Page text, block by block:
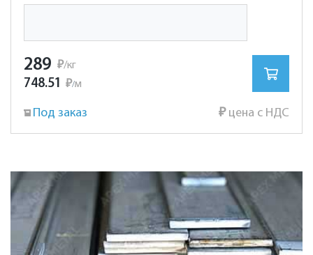
289 ₽/кг
748.51 ₽/м
Под заказ ₽цена с НДС